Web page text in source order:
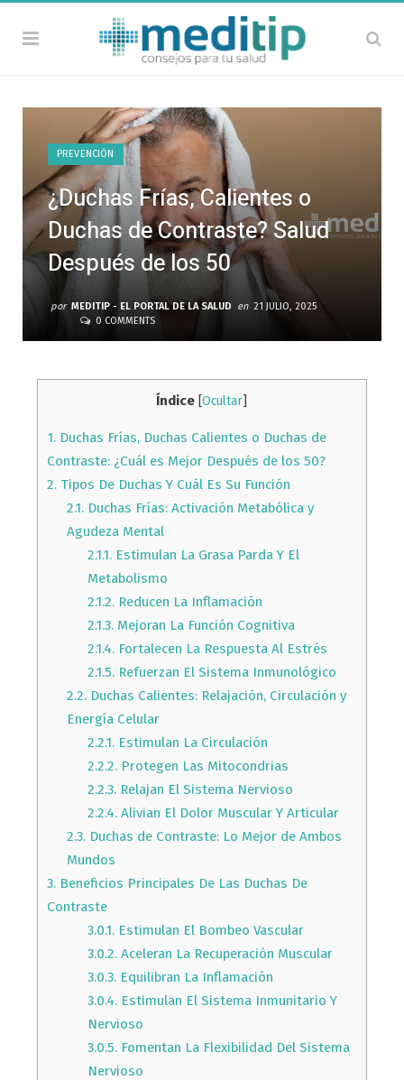
PREVENCIÓN
¿Duchas Frías, Calientes o
Duchas de Contraste? Salud
Después de los 50
por MEDITIP - EL PORTAL DE LA SALUD en 21 JULIO, 2025
0 COMMENTS
Índice [Ocultar]
1.Duchas Frías, Duchas Calientes o Duchas de
Contraste: ¿Cuál es Mejor Después de los 50?
2.Tipos De Duchas Y Cuál Es Su Función
2.1. Duchas Frías: Activación Metabólica y
Agudeza Mental
2.1.1. Estimulan La Grasa Parda Y El
Metabolismo
2.1.2. Reducen La Inflamación
2.1.3. Mejoran La Función Cognitiva
2.1.4. Fortalecen La Respuesta Al Estrés
2.1.5. Refuerzan El Sistema Inmunológico
2.2. Duchas Calientes: Relajación, Circulación y
Energía Celular
2.2.1. Estimulan La Circulación
2.2.2. Protegen Las Mitocondrias
2.2.3. Relajan El Sistema Nervioso
2.2.4. Alivian El Dolor Muscular Y Articular
2.3. Duchas de Contraste: Lo Mejor de Ambos
Mundos
3.Beneficios Principales De Las Duchas De
Contraste
3.0.1. Estimulan El Bombeo Vascular
3.0.2. Aceleran La Recuperación Muscular
3.0.3. Equilibran La Inflamación
3.0.4. Estimulan El Sistema Inmunitario Y
Nervioso
3.0.5. Fomentan La Flexibilidad Del Sistema
Nervioso